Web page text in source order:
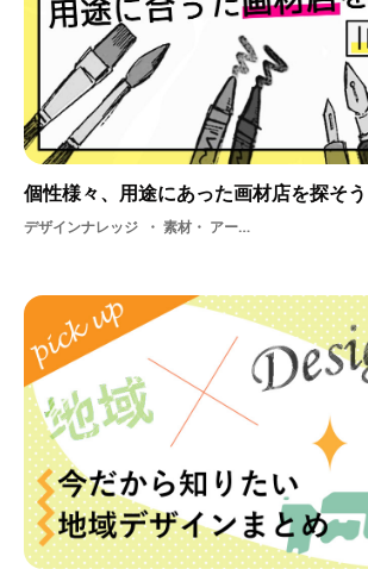
個性様々、用途にあった画材店を探そ
デザインナレッジ 素材・ アート・ 画材店・ アーティスト・ アナログ・ お店・ ショッピング・ 画材・ 画材屋